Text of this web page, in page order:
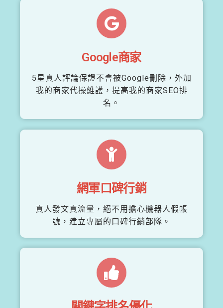
Google商家
5星真人評論保證不會被Google刪除，外加
我的商家代操維護，提高我的商家SEO排
名。
網軍口碑行銷
真人發文真流量，絕不用擔心機器人假帳
號，建立專屬的口碑行銷部隊。